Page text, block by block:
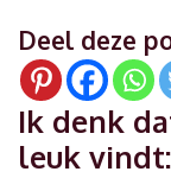
Deel deze
Ik denk
leuk vindt: